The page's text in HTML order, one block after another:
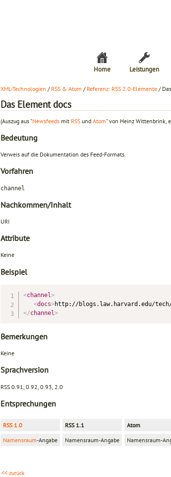
Home Leistungen
XML-Technologien / RSS & Atom / Referenz: RSS 2.0-Elemente /
Das Element docs
(Auszug aus "Newsfeeds mit RSS und Atom" von Heinz Wittenbrink,
Bedeutung
Verweis auf die Dokumentation des Feed-Formats.
Vorfahren
channel
Nachkommen/Inhalt
URI
Attribute
Keine
Beispiel
<channel>
<docs>http://blogs.law.harvard.edu/
</channel>
Bemerkungen
Keine
Sprachversion
RSS 0.91, 0.92, 0.93, 2.0
Entsprechungen
RSS 1.0 RSS 1.1
Atom
Namensraum-Angabe Namensraum-Angabe Namensraum-
<< zurück